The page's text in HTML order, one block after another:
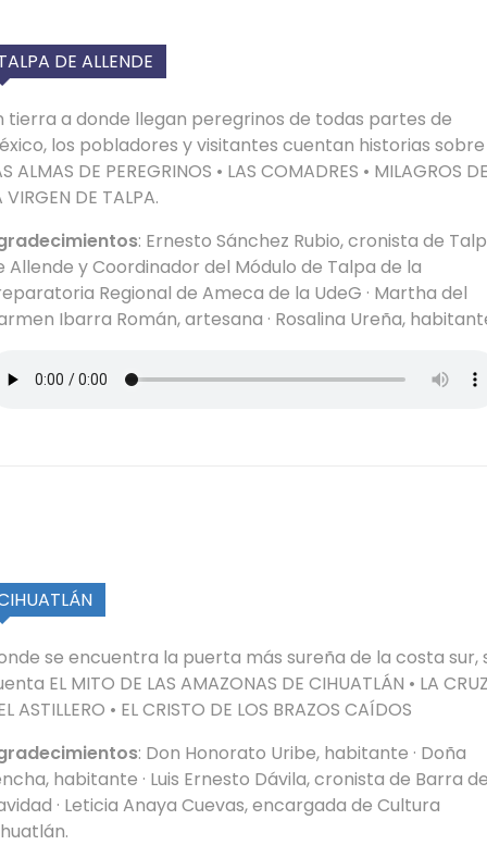
DE ALLENDE
tierra a donde llegan peregrinos de todas partes de
los pobladores y visitantes cuentan historias sobre
ALMAS DE PEREGRINOS • LAS COMADRES • MILAGROS
VIRGEN DE TALPA.
: Ernesto Sánchez Rubio, cronista de
Allende y Coordinador del Módulo de Talpa de la
Regional de Ameca de la UdeG · Martha del
Ibarra Román, artesana · Rosalina Ureña,
se encuentra la puerta más sureña de la costa sur,
EL MITO DE LAS AMAZONAS DE CIHUATLÁN • LA
ASTILLERO • EL CRISTO DE LOS BRAZOS CAÍDOS
: Don Honorato Uribe, habitante · Doña
habitante · Luis Ernesto Dávila, cronista de Barra
· Leticia Anaya Cuevas, encargada de Cultura